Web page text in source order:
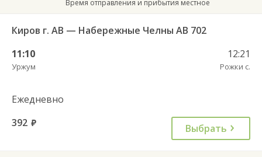
Время отправления и прибытия местное
Киров г. АВ — Набережные Челны АВ 702
11:10
Уржум
12:21
Рожки с.
Ежедневно
392 руб. Выбрать